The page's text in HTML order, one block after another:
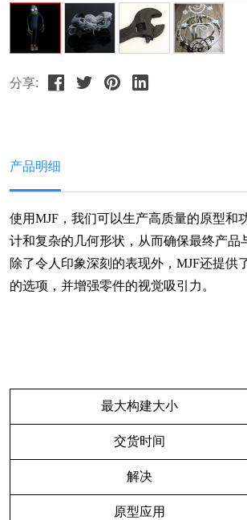
分享:
产品明细
使用MJF，我们可以生产高质量的原型
计和复杂的几何形状，从而确保最终产品
除了令人印象深刻的表现外，MJF还提
的选项，并增强零件的视觉吸引力。
最大构建大小
交货时间
解决
原型应用